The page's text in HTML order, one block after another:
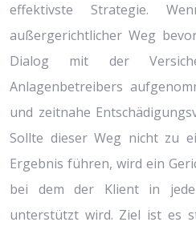
effektivste Strategie.
außergerichtlicher Weg
Dialog mit der
Anlagenbetreibers
und zeitnahe
Sollte dieser Weg nicht zu
Ergebnis führen, wird ein
bei dem der Klient in
unterstützt wird. Ziel ist es